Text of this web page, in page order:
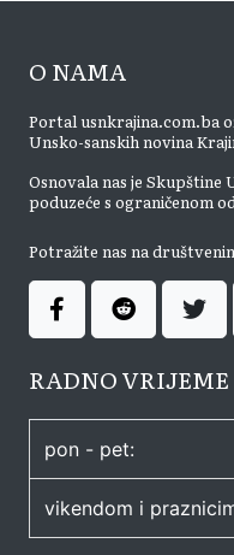
O NAMA
Portal usnkrajina.com.ba
Unsko-sanskih novina
Osnovala nas je Skupštine
poduzeće s ograničenom
Potražite nas na
RADNO VRIJEME
pon - pet:
vikendom i